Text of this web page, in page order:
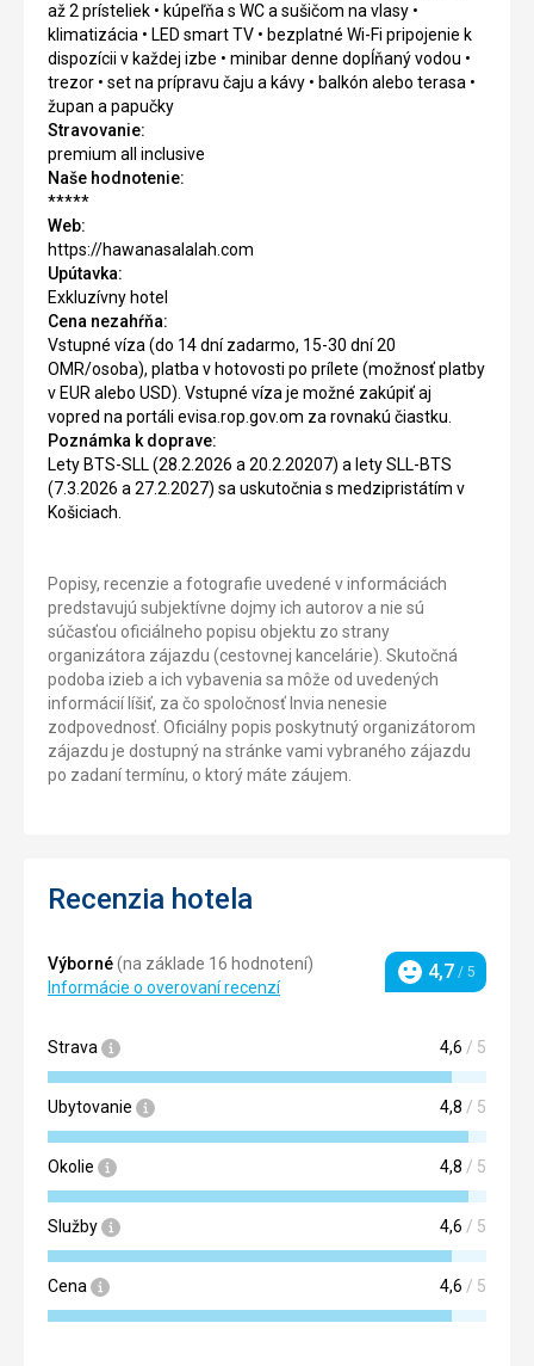
až 2 prísteliek • kúpeľňa s WC a sušičom na vlasy •
klimatizácia • LED smart TV • bezplatné Wi-Fi pripojenie k
dispozícii v každej izbe • minibar denne dopĺňaný vodou •
trezor • set na prípravu čaju a kávy • balkón alebo terasa •
župan a papučky
Stravovanie:
premium all inclusive
Naše hodnotenie:
*****
Web:
https://hawanasalalah.com
Upútavka:
Exkluzívny hotel
Cena nezahŕňa:
Vstupné víza (do 14 dní zadarmo, 15-30 dní 20
OMR/osoba), platba v hotovosti po prílete (možnosť platby
v EUR alebo USD). Vstupné víza je možné zakúpiť aj
vopred na portáli evisa.rop.gov.om za rovnakú čiastku.
Poznámka k doprave:
Lety BTS-SLL (28.2.2026 a 20.2.20207) a lety SLL-BTS
(7.3.2026 a 27.2.2027) sa uskutočnia s medzipristátím v
Košiciach.
Popisy, recenzie a fotografie uvedené v informáciách
predstavujú subjektívne dojmy ich autorov a nie sú
súčasťou oficiálneho popisu objektu zo strany
organizátora zájazdu (cestovnej kancelárie). Skutočná
podoba izieb a ich vybavenia sa môže od uvedených
informácií líšiť, za čo spoločnosť Invia nenesie
zodpovednosť. Oficiálny popis poskytnutý organizátorom
zájazdu je dostupný na stránke vami vybraného zájazdu
po zadaní termínu, o ktorý máte záujem.
Recenzia hotela
Výborné(na základe 16 hodnotení)
Informácie o overovaní recenzí
Hodnotenie
4,7 / 5
Strava 4,6 / 5
Ubytovanie 4,8 / 5
Okolie 4,8 / 5
Služby 4,6 / 5
Cena 4,6 / 5